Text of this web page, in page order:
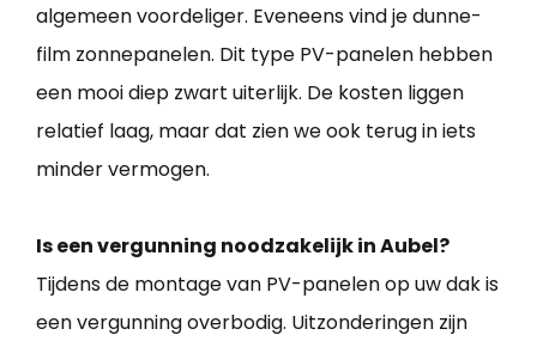
algemeen voordeliger. Eveneens vind je dunne-
film zonnepanelen. Dit type PV-panelen hebben
een mooi diep zwart uiterlijk. De kosten liggen
relatief laag, maar dat zien we ook terug in iets
minder vermogen.
Is een vergunning noodzakelijk in Aubel?
Tijdens de montage van PV-panelen op uw dak is
een vergunning overbodig. Uitzonderingen zijn